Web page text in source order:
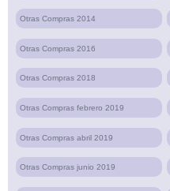
Otras Compras 2014
Otras Compras 2016
Otras Compras 2018
Otras Compras febrero 2019
Otras Compras abril 2019
Otras Compras junio 2019